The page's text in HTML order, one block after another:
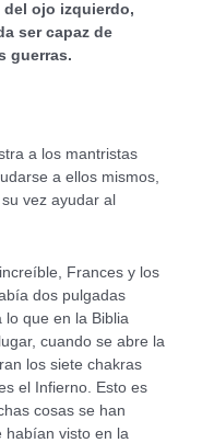
ojo izquierdo,
ser capaz de
guerras.
a los mantristas
a ellos mismos,
vez ayudar al
Frances y los
dos pulgadas
que en la Biblia
cuando se abre la
los siete chakras
el Infierno. Esto es
cosas se han
habían visto en la